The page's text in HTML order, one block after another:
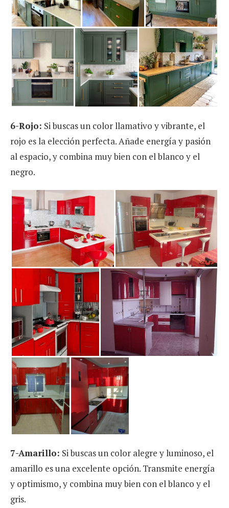
6-Rojo: Si buscas un color llamativo y vibrante, el
rojo es la elección perfecta. Añade energía y pasión
al espacio, y combina muy bien con el blanco y el
negro.
7-Amarillo: Si buscas un color alegre y luminoso, el
amarillo es una excelente opción. Transmite energía
y optimismo, y combina muy bien con el blanco y el
gris.